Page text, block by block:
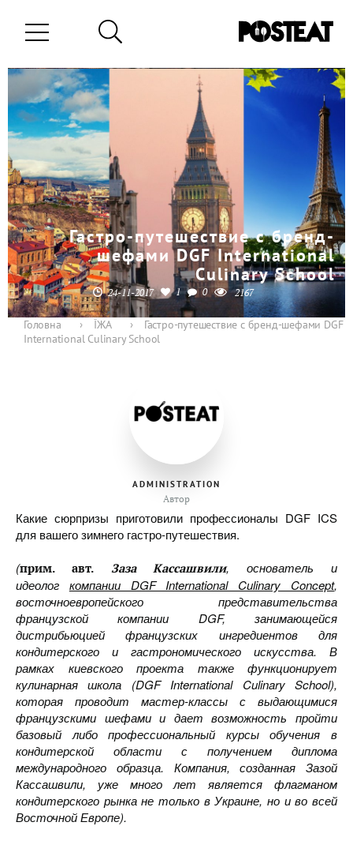
Гастро-путешествие с бренд-
шефами DGF International
Culinary School
24-11-2017 1 0 2167
Головна › ЇЖА ›
Гастро-путешествие с бренд-шефами DGF
International Culinary School
ADMINISTRATION
Автор
Какие сюрпризы приготовили профессионалы DGF ICS
для вашего зимнего гастро-путешествия.
(прим. авт.Заза Кассашвили, основатель и
идеолог компании DGF International Culinary Concept,
восточноевропейского представительства
французской компании DGF, занимающейся
дистрибьюцией французских ингредиентов для
кондитерского и гастрономического искусства. В
рамках киевского проекта также функционирует
кулинарная школа (DGF International Culinary School),
которая проводит мастер-классы с выдающимися
французскими шефами и дает возможность пройти
базовый либо профессиональный курсы обучения в
кондитерской области с получением диплома
международного образца. Компания, созданная Зазой
Кассашвили, уже много лет является флагманом
кондитерского рынка не только в Украине, но и во всей
Восточной Европе).